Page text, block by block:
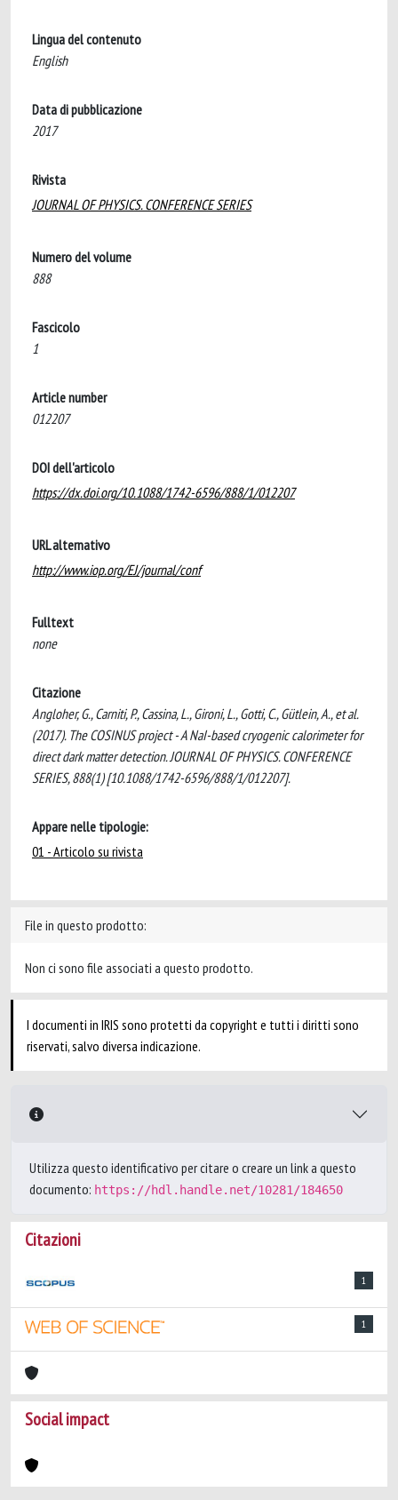
Lingua del contenuto
English
Data di pubblicazione
2017
Rivista
JOURNAL OF PHYSICS. CONFERENCE SERIES
Numero del volume
888
Fascicolo
1
Article number
012207
DOI dell'articolo
https://dx.doi.org/10.1088/1742-6596/888/1/012207
URL alternativo
http://www.iop.org/EJ/journal/conf
Fulltext
none
Citazione
Angloher, G., Carniti, P., Cassina, L., Gironi, L., Gotti, C., Gütlein, A., et al.
(2017). The COSINUS project - A NaI-based cryogenic calorimeter for
direct dark matter detection. JOURNAL OF PHYSICS. CONFERENCE
SERIES, 888(1) [10.1088/1742-6596/888/1/012207].
Appare nelle tipologie:
01 - Articolo su rivista
File in questo prodotto:
Non ci sono file associati a questo prodotto.
I documenti in IRIS sono protetti da copyright e tutti i diritti sono
riservati, salvo diversa indicazione.
Utilizza questo identificativo per citare o creare un link a questo
documento: https://hdl.handle.net/10281/184650
Citazioni
1
1
Social impact